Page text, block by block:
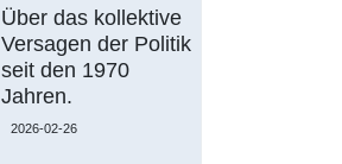
Über das kollektive
Versagen der Politik
seit den 1970
Jahren.
2026-02-26